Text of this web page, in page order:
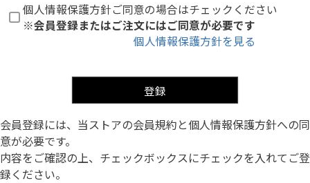
個人情報保護方針ご同意の場合はチェックください
※会員登録またはご注文にはご同意が必要です
個人情報保護方針を見る
登録
会員登録には、当ストアの会員規約と個人情報保護方針への同
意が必要です。
内容をご確認の上、チェックボックスにチェックを入れてご登
録ください。